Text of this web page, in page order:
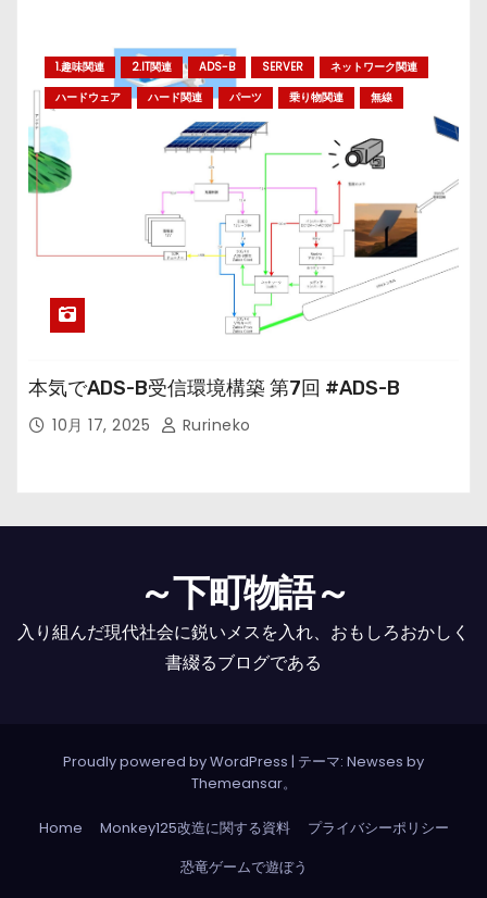
1.趣味関連 2.IT関連 ADS-B SERVER
ネットワーク関連
ハードウェア
ハード関連 パーツ 乗り物関連 無線
本気でADS-B受信環境構築 第7回 #ADS-B
10月 17, 2025 Rurineko
～下町物語～
入り組んだ現代社会に鋭いメスを入れ、おもしろおかしく
書綴るブログである
Proudly powered by WordPress | テーマ: Newses by
Themeansar。
Home Monkey125改造に関する資料
プライバシーポリシー
恐竜ゲームで遊ぼう